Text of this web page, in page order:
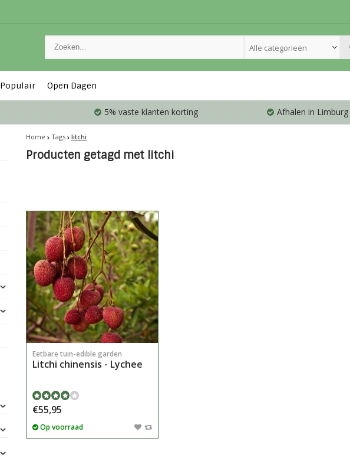
Alle categorieën
Populair Open Dagen
5% vaste klanten korting Afhalen in Limburg
Home Tags litchi
Producten getagd met litchi
Eetbare tuin-edible garden
Litchi chinensis - Lychee
€55,95
Op voorraad